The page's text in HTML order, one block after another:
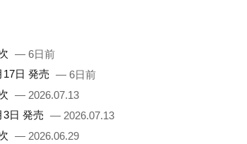
— 6日前
17日 発売 — 6日前
— 2026.07.13
3日 発売 — 2026.07.13
— 2026.06.29